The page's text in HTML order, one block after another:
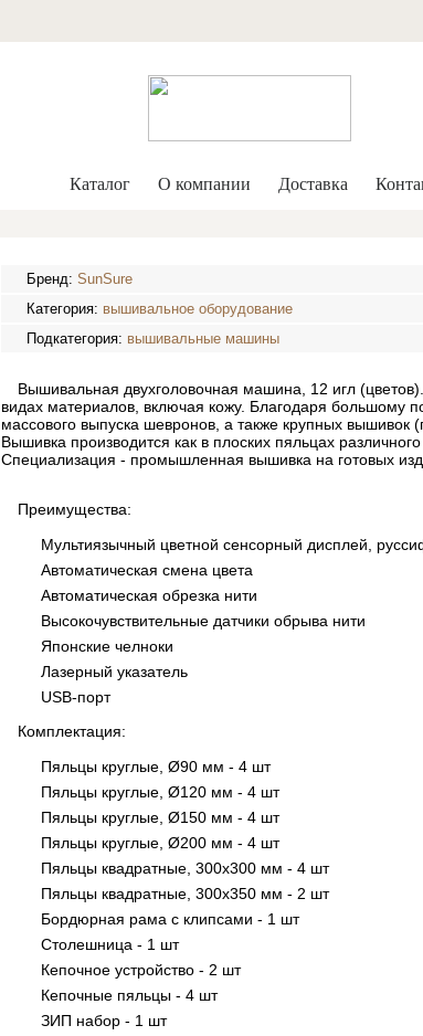
Каталог О компании Доставка
Бренд:SunSure
Категория: вышивальное оборудование
Подкатегория: вышивальные машины
Вышивальная двухголовочная машина, 12 игл
видах материалов, включая кожу. Благодаря большому
массового выпуска шевронов, а также крупных вышивок
Вышивка производится как в плоских пяльцах
Специализация - промышленная вышивка на готовых
Преимущества:
Мультиязычный цветной сенсорный дисплей,
Автоматическая смена цвета
Автоматическая обрезка нити
Высокочувствительные датчики обрыва нити
Японские челноки
Лазерный указатель
USB-порт
Комплектация:
Пяльцы круглые, Ø90 мм - 4 шт
Пяльцы круглые, Ø120 мм - 4 шт
Пяльцы круглые, Ø150 мм - 4 шт
Пяльцы круглые, Ø200 мм - 4 шт
Пяльцы квадратные, 300х300 мм - 4 шт
Пяльцы квадратные, 300х350 мм - 2 шт
Бордюрная рама с клипсами - 1 шт
Столешница - 1 шт
Кепочное устройство - 2 шт
Кепочные пяльцы - 4 шт
ЗИП набор - 1 шт